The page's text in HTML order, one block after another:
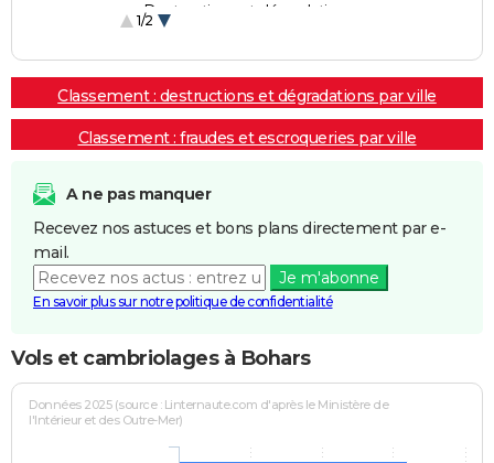
Destructions et dégradations
1/2
Classement : destructions et dégradations par ville
Classement : fraudes et escroqueries par ville
A ne pas manquer
Recevez nos astuces et bons plans directement par e-
mail.
Je m'abonne
En savoir plus sur notre politique de confidentialité
Vols et cambriolages à Bohars
Données 2025 (source : Linternaute.com d'après le Ministère de
l'Intérieur et des Outre-Mer)